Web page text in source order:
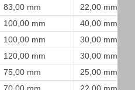
83,00 mm
22,00 mm
100,00 mm
40,00 mm
100,00 mm
30,00 mm
120,00 mm
30,00 mm
75,00 mm
25,00 mm